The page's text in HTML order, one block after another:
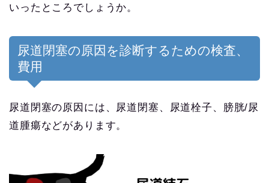
いったところでしょうか。
尿道閉塞の原因を診断するための検査、
費用
尿道閉塞の原因には、尿道閉塞、尿道栓子、膀胱/尿
道腫瘍などがあります。